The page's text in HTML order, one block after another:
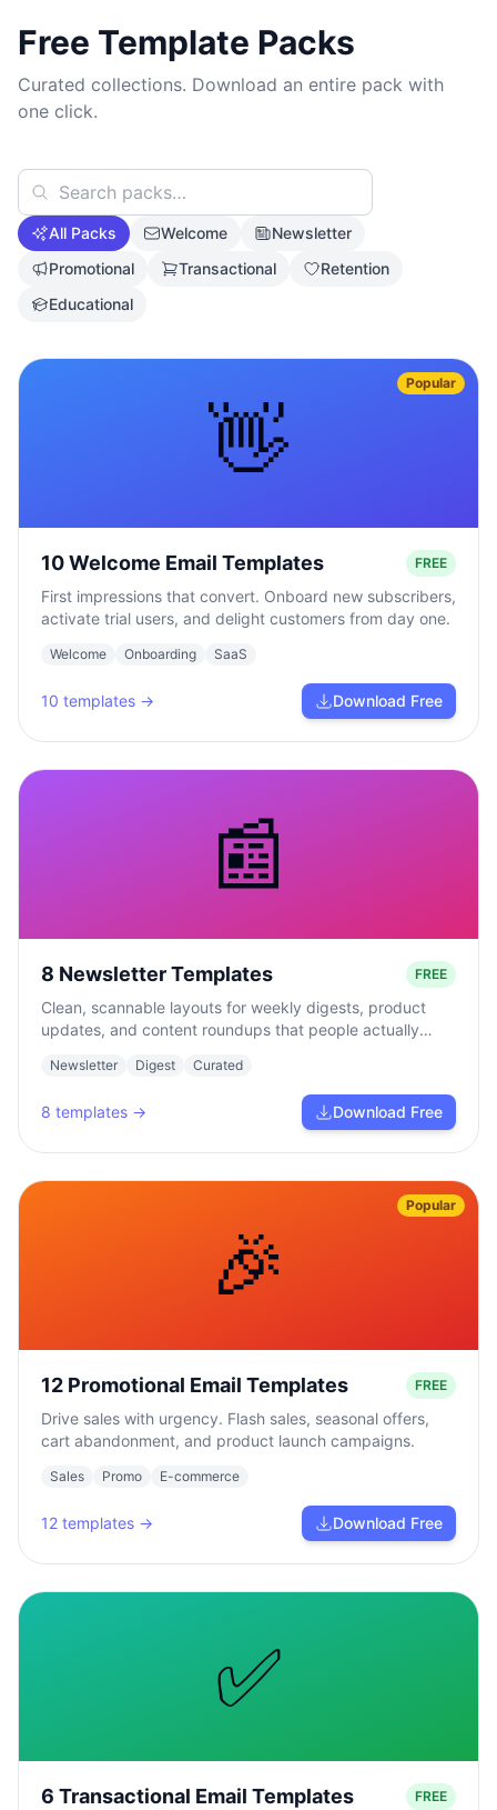
Free Template Packs
Curated collections. Download an entire pack with
one click.
All Packs Welcome
Newsletter
Promotional
Transactional
Retention
Educational
👋
Popular
10 Welcome Email Templates FREE
First impressions that convert. Onboard new subscribers,
activate trial users, and delight customers from day one.
Welcome Onboarding SaaS
10 templates → Download Free
📰
8 Newsletter Templates FREE
Clean, scannable layouts for weekly digests, product
updates, and content roundups that people actually
Newsletter Digest Curated
8 templates → Download Free
🎉
Popular
12 Promotional Email Templates FREE
Drive sales with urgency. Flash sales, seasonal offers,
cart abandonment, and product launch campaigns.
Sales Promo E-commerce
12 templates → Download Free
✅
6 Transactional Email Templates FREE